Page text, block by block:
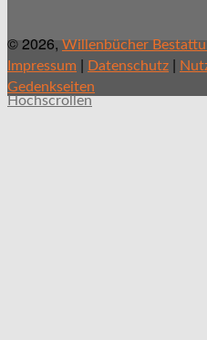
© 2026, Willenbücher
Impressum | Datenschutz |
Gedenkseiten
Hochscrollen